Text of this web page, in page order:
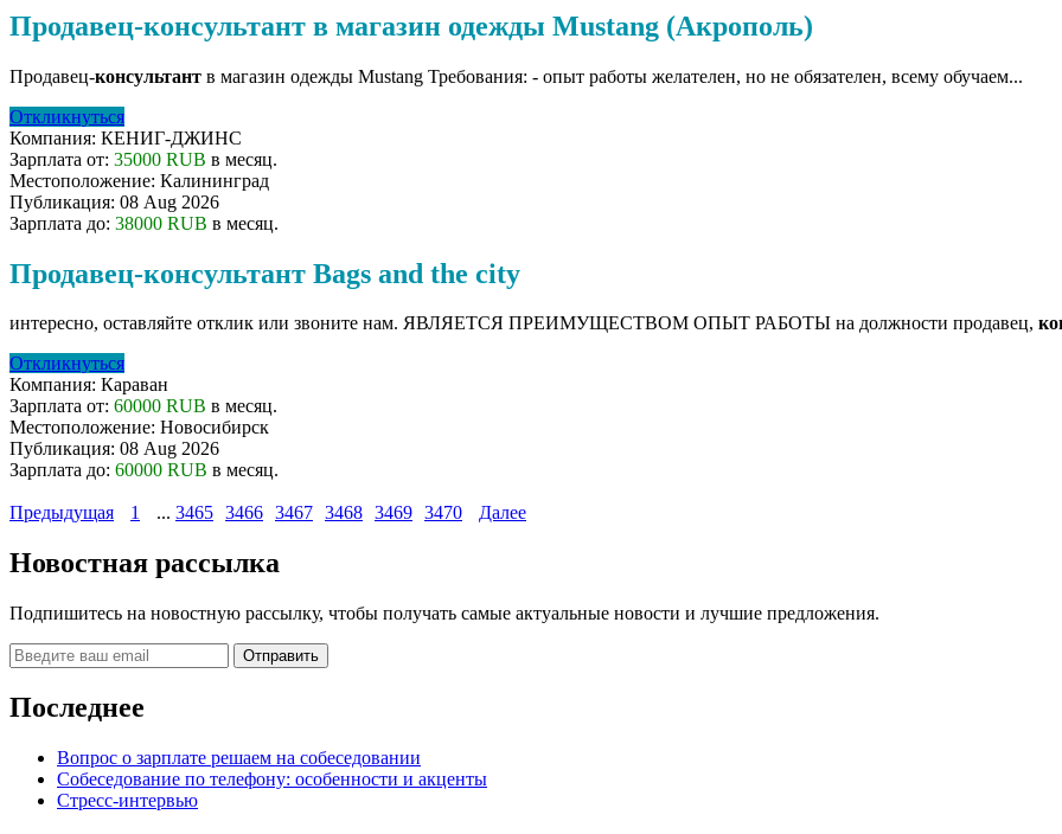
Продавец-консультант в магазин одежды Mustang (Акрополь)
Продавец-консультант в магазин одежды Mustang Требования: - опыт работы желателен, но не обязателен, всему обучаем...
Откликнуться
Компания: КЕНИГ-ДЖИНС
Зарплата от: 35000 RUB в месяц.
Местоположение: Калининград
Публикация: 08 Aug 2026
Зарплата до: 38000 RUB в месяц.
Продавец-консультант Bags and the city
интересно, оставляйте отклик или звоните нам. ЯВЛЯЕТСЯ ПРЕИМУЩЕСТВОМ ОПЫТ РАБОТЫ на должности продавец,
Откликнуться
Компания: Караван
Зарплата от: 60000 RUB в месяц.
Местоположение: Новосибирск
Публикация: 08 Aug 2026
Зарплата до: 60000 RUB в месяц.
Предыдущая 1 ... 3465 3466 3467 3468 3469 3470 Далее
Новостная рассылка
Подпишитесь на новостную рассылку, чтобы получать самые актуальные новости и лучшие предложения.
Последнее
Вопрос о зарплате решаем на собеседовании
Собеседование по телефону: особенности и акценты
Стресс-интервью